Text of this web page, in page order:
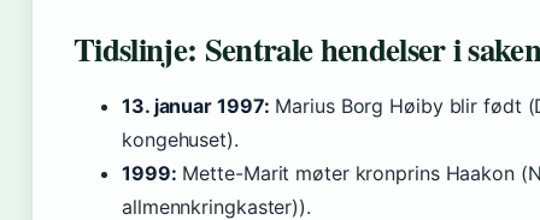
Tidslinje: Sentrale hendelser i
13. januar 1997: Marius Borg Høiby blir født
kongehuset).
1999: Mette-Marit møter kronprins Haakon
allmennkringkaster)).